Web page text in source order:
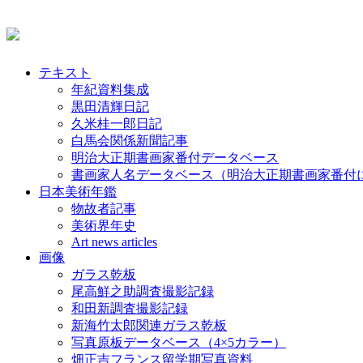
テキスト
年紀資料集成
黒田清輝日記
久米桂一郎日記
白馬会関係新聞記事
明治大正期書画家番付データベース
書画家人名データベース（明治大正期書画家番付
日本美術年鑑
物故者記事
美術界年史
Art news articles
画像
ガラス乾板
尾高鮮之助調査撮影記録
和田新調査撮影記録
新海竹太郎関連ガラス乾板
写真原板データベース（4×5カラー）
畑正吉フランス留学期写真資料